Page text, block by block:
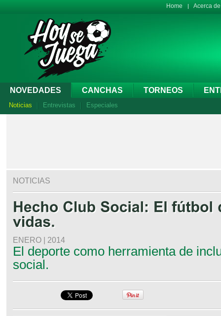
Home Acerca
NOVEDADES CANCHAS TORNEOS
Noticias Entrevistas Especiales
NOTICIAS
ENERO | 2014
El deporte como herramienta de
social.